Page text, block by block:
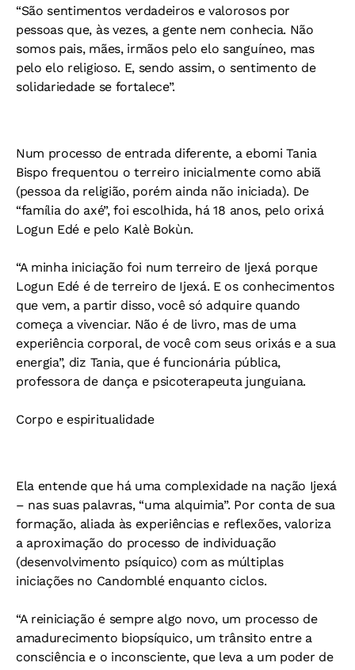
“São sentimentos verdadeiros e valorosos por
pessoas que, às vezes, a gente nem conhecia. Não
somos pais, mães, irmãos pelo elo sanguíneo, mas
pelo elo religioso. E, sendo assim, o sentimento de
solidariedade se fortalece”.
Num processo de entrada diferente, a ebomi Tania
Bispo frequentou o terreiro inicialmente como abiã
(pessoa da religião, porém ainda não iniciada). De
“família do axé”, foi escolhida, há 18 anos, pelo orixá
Logun Edé e pelo Kalè Bokùn.
“A minha iniciação foi num terreiro de Ijexá porque
Logun Edé é de terreiro de Ijexá. E os conhecimentos
que vem, a partir disso, você só adquire quando
começa a vivenciar. Não é de livro, mas de uma
experiência corporal, de você com seus orixás e a sua
energia”, diz Tania, que é funcionária pública,
professora de dança e psicoterapeuta junguiana.
Corpo e espiritualidade
Ela entende que há uma complexidade na nação Ijexá
– nas suas palavras, “uma alquimia”. Por conta de sua
formação, aliada às experiências e reflexões, valoriza
a aproximação do processo de individuação
(desenvolvimento psíquico) com as múltiplas
iniciações no Candomblé enquanto ciclos.
“A reiniciação é sempre algo novo, um processo de
amadurecimento biopsíquico, um trânsito entre a
consciência e o inconsciente, que leva a um poder de